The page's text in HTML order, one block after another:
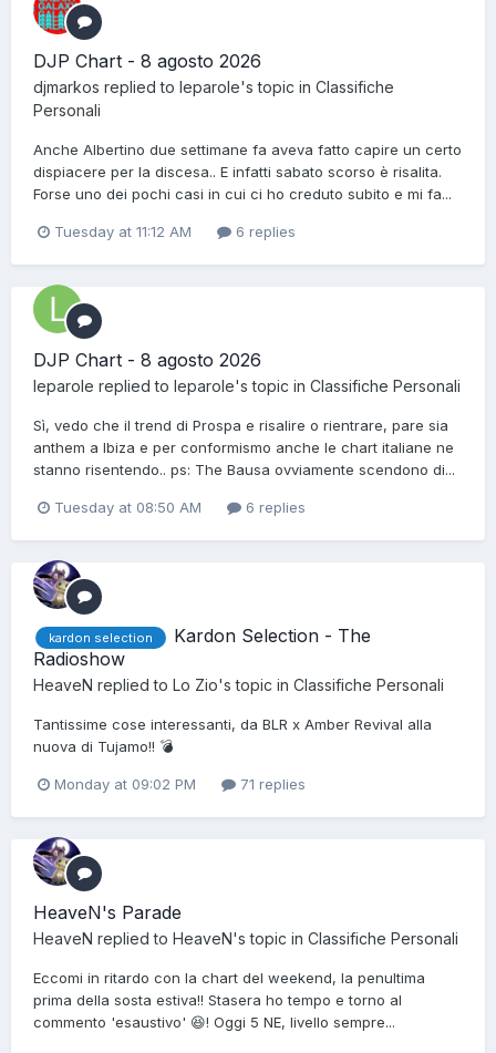
DJP Chart - 8 agosto 2026
djmarkos replied to leparole's topic in Classifiche
Personali
Anche Albertino due settimane fa aveva fatto capire un certo
dispiacere per la discesa.. E infatti sabato scorso è risalita.
Forse uno dei pochi casi in cui ci ho creduto subito e mi fa...
Tuesday at 11:12 AM 6 replies
DJP Chart - 8 agosto 2026
leparole replied to leparole's topic in Classifiche Personali
Sì, vedo che il trend di Prospa e risalire o rientrare, pare sia
anthem a Ibiza e per conformismo anche le chart italiane ne
stanno risentendo.. ps: The Bausa ovviamente scendono di...
Tuesday at 08:50 AM 6 replies
kardon selection
Kardon Selection - The
Radioshow
HeaveN replied to Lo Zio's topic in Classifiche Personali
Tantissime cose interessanti, da BLR x Amber Revival alla
nuova di Tujamo!! 💣
Monday at 09:02 PM 71 replies
HeaveN's Parade
HeaveN replied to HeaveN's topic in Classifiche Personali
Eccomi in ritardo con la chart del weekend, la penultima
prima della sosta estiva!! Stasera ho tempo e torno al
commento 'esaustivo' 😆! Oggi 5 NE, livello sempre...